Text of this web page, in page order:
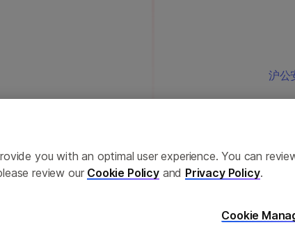
沪公
you with an optimal user experience. You can
review our Cookie Policyand Privacy Policy.
Cookie